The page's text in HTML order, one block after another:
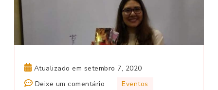
Atualizado em setembro 7, 2020
Deixe um comentário
Eventos